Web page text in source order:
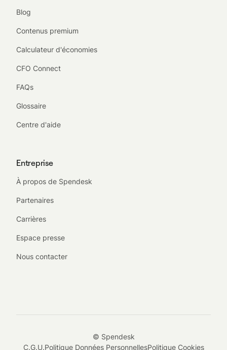
Blog
Contenus premium
Calculateur d'économies
CFO Connect
FAQs
Glossaire
Centre d'aide
Entreprise
À propos de Spendesk
Partenaires
Carrières
Espace presse
Nous contacter
© Spendesk
C.G.U.Politique Données PersonnellesPolitique Cookies